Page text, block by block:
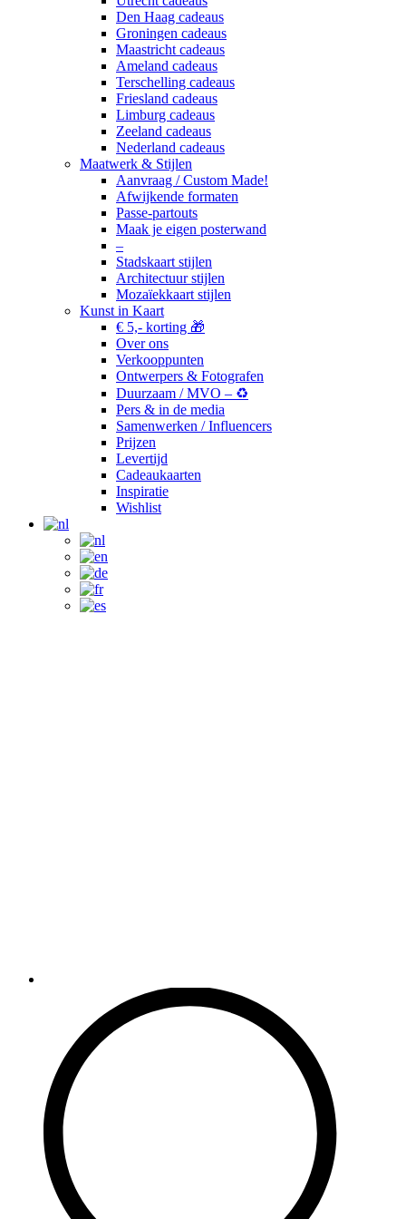
Den Haag cadeaus
Groningen cadeaus
Maastricht cadeaus
Ameland cadeaus
Terschelling cadeaus
Friesland cadeaus
Limburg cadeaus
Zeeland cadeaus
Nederland cadeaus
Maatwerk & Stijlen
Aanvraag / Custom Made!
Afwijkende formaten
Passe-partouts
Maak je eigen posterwand
–
Stadskaart stijlen
Architectuur stijlen
Mozaïekkaart stijlen
Kunst in Kaart
€ 5,- korting 🎁
Over ons
Verkooppunten
Ontwerpers & Fotografen
Duurzaam / MVO – ♻️
Pers & in de media
Samenwerken / Influencers
Prijzen
Levertijd
Cadeaukaarten
Inspiratie
Wishlist